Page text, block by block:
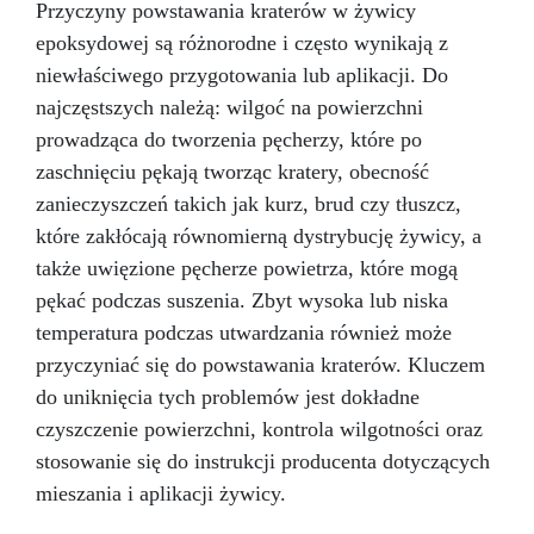
Przyczyny powstawania kraterów w żywicy
epoksydowej są różnorodne i często wynikają z
niewłaściwego przygotowania lub aplikacji. Do
najczęstszych należą: wilgoć na powierzchni
prowadząca do tworzenia pęcherzy, które po
zaschnięciu pękają tworząc kratery, obecność
zanieczyszczeń takich jak kurz, brud czy tłuszcz,
które zakłócają równomierną dystrybucję żywicy, a
także uwięzione pęcherze powietrza, które mogą
pękać podczas suszenia. Zbyt wysoka lub niska
temperatura podczas utwardzania również może
przyczyniać się do powstawania kraterów. Kluczem
do uniknięcia tych problemów jest dokładne
czyszczenie powierzchni, kontrola wilgotności oraz
stosowanie się do instrukcji producenta dotyczących
mieszania i aplikacji żywicy.